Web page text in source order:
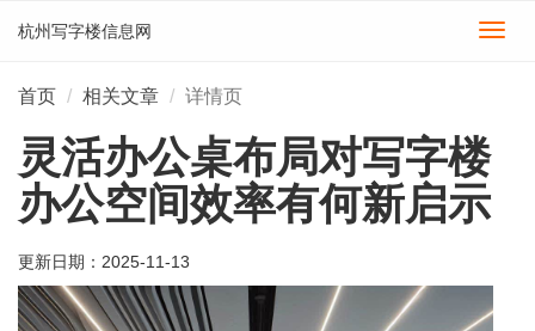
切
杭州写字楼信息网
首页 相关文章 详情页
灵活办公桌布局对写字楼
办公空间效率有何新启示
更新日期： 2025-11-13